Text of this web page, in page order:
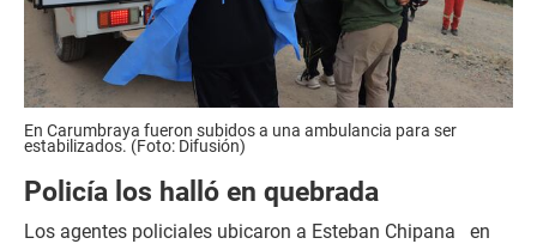
En Carumbraya fueron subidos a una ambulancia para ser
estabilizados. (Foto: Difusión)
Policía los halló en quebrada
Los agentes policiales ubicaron a Esteban Chipana en